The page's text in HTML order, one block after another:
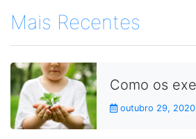
Mais Recentes
outubro 29, 2020